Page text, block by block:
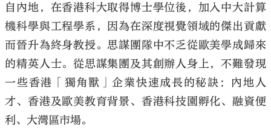
自內地，在香港科大取得博士學位後，加入中大計算
機科學與工程學系，因為在深度視覺領域的傑出貢獻
而晉升為終身教授。思謀團隊中不乏從歐美學成歸來
的精英人士。從思謀集團及其創辦人身上，不難發現
一些香港「獨角獸」企業快速成長的秘訣：內地人
才、香港及歐美教育背景、香港科技園孵化、融資便
利、大灣區市場。